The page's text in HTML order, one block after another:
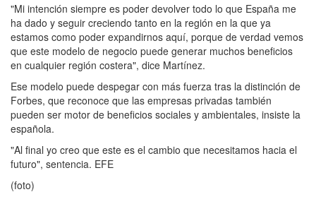
"Mi intención siempre es poder devolver todo lo que España me
ha dado y seguir creciendo tanto en la región en la que ya
estamos como poder expandirnos aquí, porque de verdad vemos
que este modelo de negocio puede generar muchos beneficios
en cualquier región costera", dice Martínez.
Ese modelo puede despegar con más fuerza tras la distinción de
Forbes, que reconoce que las empresas privadas también
pueden ser motor de beneficios sociales y ambientales, insiste la
española.
"Al final yo creo que este es el cambio que necesitamos hacia el
futuro", sentencia. EFE
(foto)